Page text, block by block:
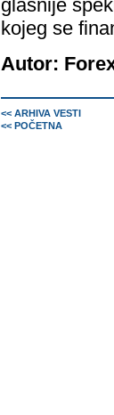
glasnije
kojeg se
Autor:
<< ARHIVA VESTI
<< POČETNA